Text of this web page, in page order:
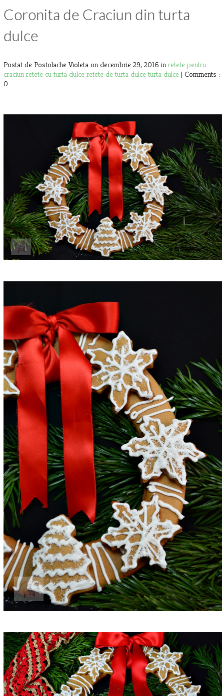
Coronita de Craciun din turta
dulce
Postat de Postolache Violeta on decembrie 29, 2016 in retete pentru
craciun retete cu turta dulce retete de turta dulceturta dulce | Comments :
0